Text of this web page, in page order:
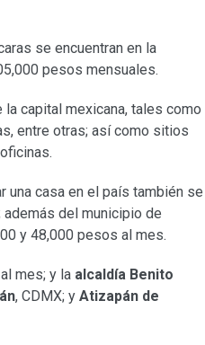
se encuentran en la
pesos mensuales.
la capital mexicana, tales como
entre otras; así como sitios
una casa en el país también se
además del municipio de
y 48,000 pesos al mes.
mes; y la alcaldía Benito
, CDMX; y Atizapán de